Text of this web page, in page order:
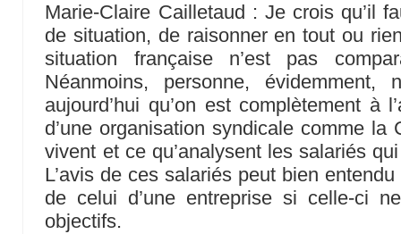
Marie-Claire Cailletaud : Je crois qu’il
de situation, de raisonner en tout ou
situation française n’est pas
Néanmoins, personne, évidemment,
aujourd’hui qu’on est complètement à
d’une organisation syndicale comme la
vivent et ce qu’analysent les salariés
L’avis de ces salariés peut bien
de celui d’une entreprise si celle-ci
objectifs.